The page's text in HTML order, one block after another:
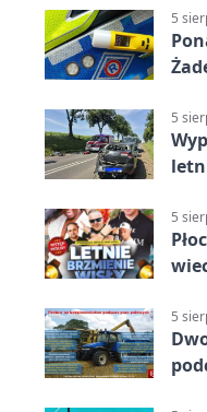
5
5
5
5